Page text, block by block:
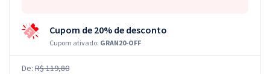
Cupom de 20% de desconto
Cupom ativado: GRAN20-OFF
De: R$ 119,80